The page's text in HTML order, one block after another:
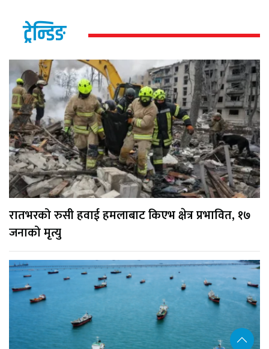
ट्रेन्डिङ
रातभरको रुसी हवाई हमलाबाट किएभ क्षेत्र प्रभावित, १७
जनाको मृत्यु